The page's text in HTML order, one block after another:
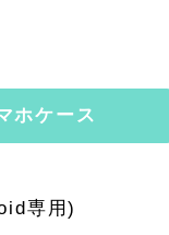
ホケース
専用)